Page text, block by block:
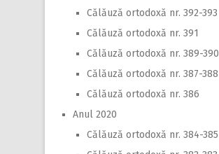
Călăuză ortodoxă nr. 392-393
Călăuză ortodoxă nr. 391
Călăuză ortodoxă nr. 389-390
Călăuză ortodoxă nr. 387-388
Călăuză ortodoxă nr. 386
Anul 2020
Călăuză ortodoxă nr. 384-385